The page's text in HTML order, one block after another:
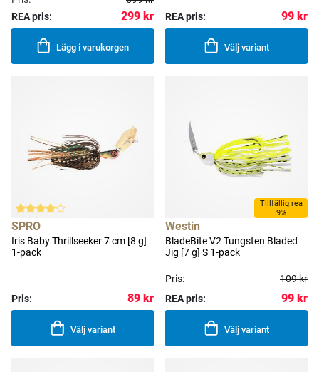
REA pris:
299 kr
Lägg i varukorgen
REA pris:
99 kr
Välj variant
SPRO
Iris Baby Thrillseeker 7 cm [8 g]
1-pack
Pris: 89 kr
Välj variant
Tillfällig rea
9%
Westin
BladeBite V2 Tungsten Bladed
Jig [7 g] S 1-pack
Pris:
109 kr
REA pris:
99 kr
Välj variant